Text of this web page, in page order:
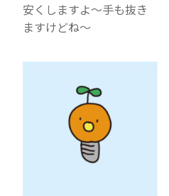
安くしますよ～手も抜き
ますけどね～